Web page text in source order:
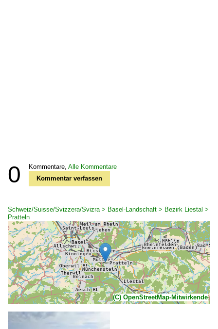
0 Kommentare, Alle Kommentare
Kommentar verfassen
Schweiz/Suisse/Svizzera/Svizra > Basel-Landschaft > Bezirk Liestal >
Pratteln
(C) OpenStreetMap-Mitwirkende